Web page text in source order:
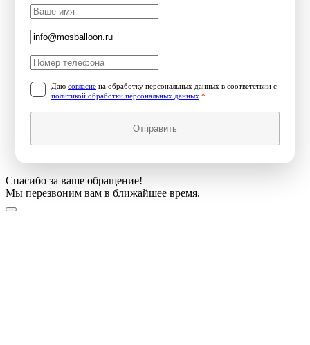
Даю согласие на обработку персональных данных в соответствии с
политикой обработки персональных данных *
Отправить
Спасибо за ваше обращение!
Мы перезвоним вам в ближайшее время.